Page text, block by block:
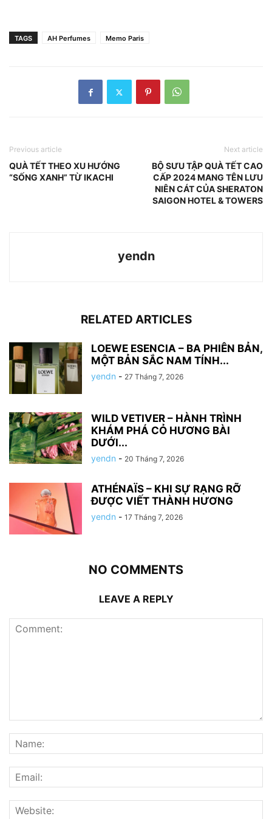
TAGS AH Perfumes Memo Paris
Previous article
QUÀ TẾT THEO XU HƯỚNG
“SỐNG XANH” TỪ IKACHI
Next article
BỘ SƯU TẬP QUÀ TẾT CAO
CẤP 2024 MANG TÊN LƯU
NIÊN CÁT CỦA SHERATON
SAIGON HOTEL & TOWERS
yendn
RELATED ARTICLES
LOEWE ESENCIA – BA PHIÊN BẢN,
MỘT BẢN SẮC NAM TÍNH...
yendn - 27 Tháng 7, 2026
WILD VETIVER – HÀNH TRÌNH
KHÁM PHÁ CỎ HƯƠNG BÀI
DƯỚI...
yendn - 20 Tháng 7, 2026
ATHÉNAÏS – KHI SỰ RẠNG RỠ
ĐƯỢC VIẾT THÀNH HƯƠNG
yendn - 17 Tháng 7, 2026
NO COMMENTS
LEAVE A REPLY